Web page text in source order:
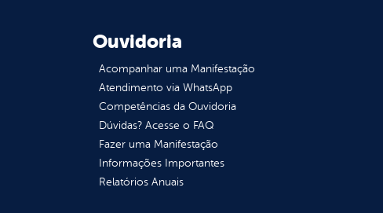
Ouvidoria
Acompanhar uma Manifestação
Atendimento via WhatsApp
Competências da Ouvidoria
Dúvidas? Acesse o FAQ
Fazer uma Manifestação
Informações Importantes
Relatórios Anuais